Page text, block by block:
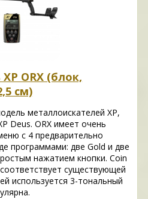
ORX (блок,
см)
металлоискателей XP,
Deus. ORX имеет очень
с 4 предварительно
программами: две Gold и две
нажатием кнопки. Coin
существующей
используется 3-тональный